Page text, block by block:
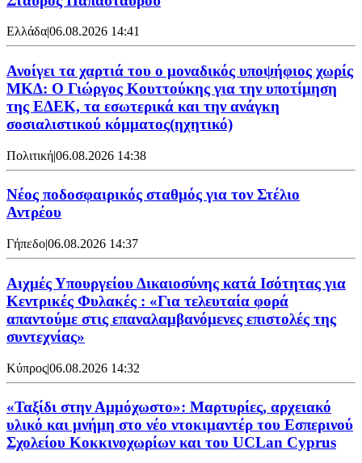
Ελλάδα|06.08.2026 14:41
Ανοίγει τα χαρτιά του ο μοναδικός υποψήφιος χωρίς
ΜΚΔ: Ο Γιώργος Κουττούκης για την υποτίμηση
της ΕΔΕΚ, τα εσωτερικά και την ανάγκη
σοσιαλιστικού κόμματος(ηχητικό)
Πολιτική|06.08.2026 14:38
Νέος ποδοσφαιρικός σταθμός για τον Στέλιο
Αντρέου
Γήπεδο|06.08.2026 14:37
Αιχμές Υπουργείου Δικαιοσύνης κατά Ισότητας για
Κεντρικές Φυλακές : «Για τελευταία φορά
απαντούμε στις επαναλαμβανόμενες επιστολές της
συντεχνίας»
Κύπρος|06.08.2026 14:32
«Ταξίδι στην Αμμόχωστο»: Μαρτυρίες, αρχειακό
υλικό και μνήμη στο νέο ντοκιμαντέρ του Εσπερινού
Σχολείου Κοκκινοχωρίων και του UCLan Cyprus